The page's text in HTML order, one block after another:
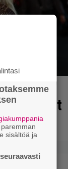
– pusut
sisältöä ja